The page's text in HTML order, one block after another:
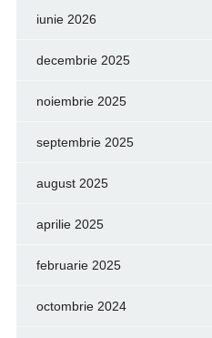
iunie 2026
decembrie 2025
noiembrie 2025
septembrie 2025
august 2025
aprilie 2025
februarie 2025
octombrie 2024